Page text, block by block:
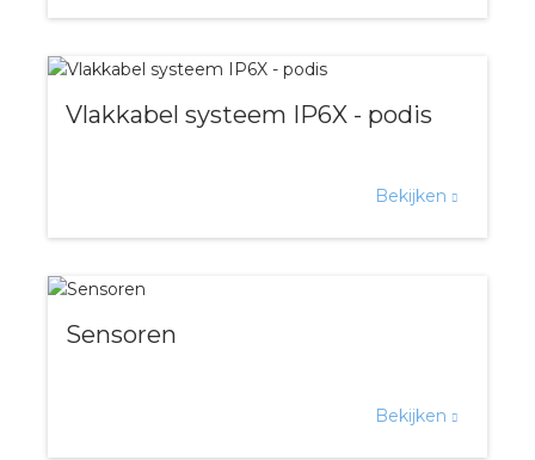
Vlakkabel systeem IP6X - podis
Bekijken
Sensoren
Bekijken
Academy